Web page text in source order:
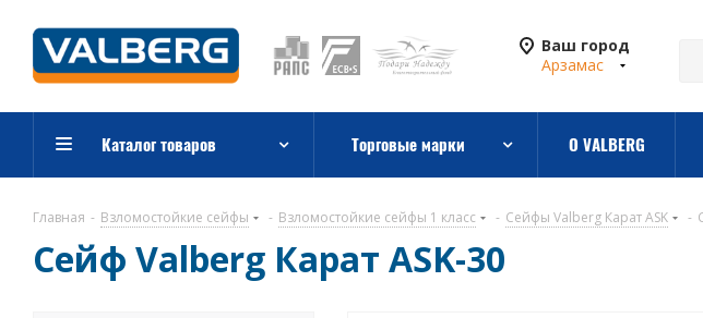
Ваш город
Арзамас
Каталог товаров Торговые марки О VALBERG
Главная - Взломостойкие сейфы - Взломостойкие сейфы 1 класс - Сейфы Valberg Карат ASK -
Сейф Valberg Карат ASK-30